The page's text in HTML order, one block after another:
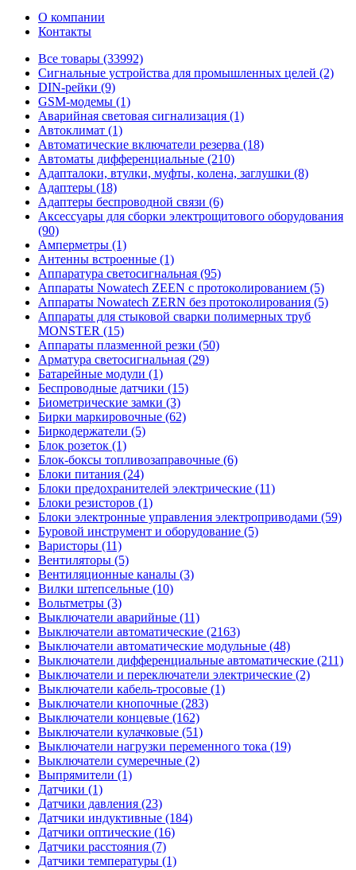
О компании
Контакты
Все товары (33992)
Cигнальные устройства для промышленных целей (2)
DIN-рейки (9)
GSM-модемы (1)
Аварийная световая сигнализация (1)
Автоклимат (1)
Автоматические включатели резерва (18)
Автоматы дифференциальные (210)
Адапталоки, втулки, муфты, колена, заглушки (8)
Адаптеры (18)
Адаптеры беспроводной связи (6)
Аксессуары для сборки электрощитового оборудования
(90)
Амперметры (1)
Антенны встроенные (1)
Аппаратура светосигнальная (95)
Аппараты Nowatech ZEEN c протоколированием (5)
Аппараты Nowatech ZERN без протоколирования (5)
Аппараты для стыковой сварки полимерных труб
MONSTER (15)
Аппараты плазменной резки (50)
Арматура светосигнальная (29)
Батарейные модули (1)
Беспроводные датчики (15)
Биометрические замки (3)
Бирки маркировочные (62)
Биркодержатели (5)
Блок розеток (1)
Блок-боксы топливозаправочные (6)
Блоки питания (24)
Блоки предохранителей электрические (11)
Блоки резисторов (1)
Блоки электронные управления электроприводами (59)
Буровой инструмент и оборудование (5)
Варисторы (11)
Вентиляторы (5)
Вентиляционные каналы (3)
Вилки штепсельные (10)
Вольтметры (3)
Выключатели аварийные (11)
Выключатели автоматические (2163)
Выключатели автоматические модульные (48)
Выключатели дифференциальные автоматические (211)
Выключатели и переключатели электрические (2)
Выключатели кабель-тросовые (1)
Выключатели кнопочные (283)
Выключатели концевые (162)
Выключатели кулачковые (51)
Выключатели нагрузки переменного тока (19)
Выключатели сумеречные (2)
Выпрямители (1)
Датчики (1)
Датчики давления (23)
Датчики индуктивные (184)
Датчики оптические (16)
Датчики расстояния (7)
Датчики температуры (1)